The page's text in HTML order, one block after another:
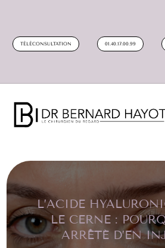
TÉLÉCONSULTATION 01.40.17.00.99
L’ACIDE
LE CERNE :
ARRÊTÉ D’EN